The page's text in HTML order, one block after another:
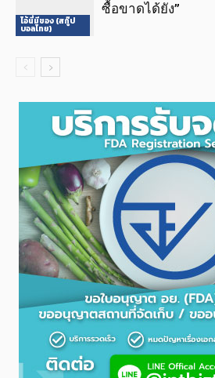
ไอ้นี่มีของ (สกู๊ป
บอลไทย)
ซื้อขาดได้ยัง”